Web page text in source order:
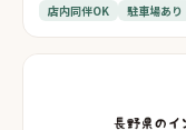
店内同伴OK 駐車場あり